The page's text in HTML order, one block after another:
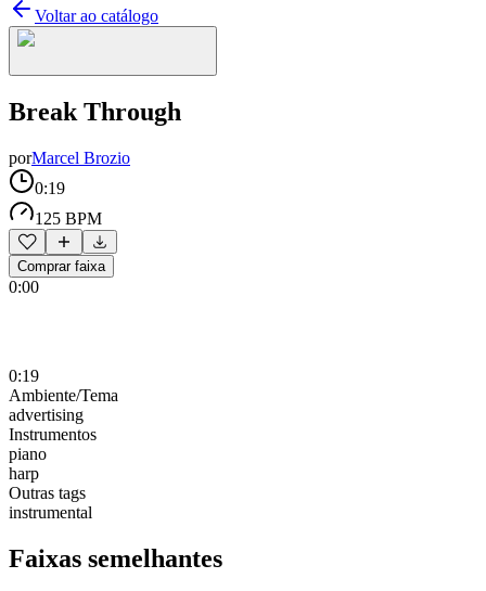
Voltar ao catálogo
Break Through
porMarcel Brozio
0:19
125 BPM
Comprar faixa
0:00
0:19
Ambiente/Tema
advertising
Instrumentos
piano
harp
Outras tags
instrumental
Faixas semelhantes